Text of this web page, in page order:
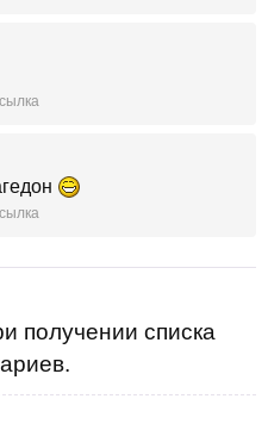
получении списка